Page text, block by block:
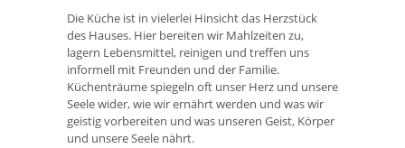
Die Küche ist in vielerlei Hinsicht das Herzstück
des Hauses. Hier bereiten wir Mahlzeiten zu,
lagern Lebensmittel, reinigen und treffen uns
informell mit Freunden und der Familie.
Küchenträume spiegeln oft unser Herz und unsere
Seele wider, wie wir ernährt werden und was wir
geistig vorbereiten und was unseren Geist, Körper
und unsere Seele nährt.